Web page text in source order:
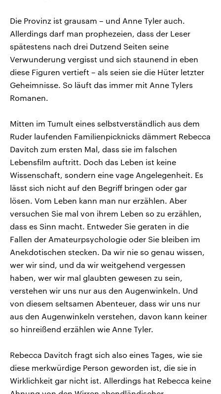
Die Provinz ist grausam – und Anne Tyler auch.
Allerdings darf man prophezeien, dass der Leser
spätestens nach drei Dutzend Seiten seine
Verwunderung vergisst und sich staunend in eben
diese Figuren vertieft – als seien sie die Hüter letzter
Geheimnisse. So läuft das immer mit Anne Tylers
Romanen.
Mitten im Tumult eines selbstverständlich aus dem
Ruder laufenden Familienpicknicks dämmert Rebecca
Davitch zum ersten Mal, dass sie im falschen
Lebensfilm auftritt. Doch das Leben ist keine
Wissenschaft, sondern eine vage Angelegenheit. Es
lässt sich nicht auf den Begriff bringen oder gar
lösen. Vom Leben kann man nur erzählen. Aber
versuchen Sie mal von ihrem Leben so zu erzählen,
dass es Sinn macht. Entweder Sie geraten in die
Fallen der Amateurpsychologie oder Sie bleiben im
Anekdotischen stecken. Da wir nie so genau wissen,
wer wir sind, und da wir weitgehend vergessen
haben, wer wir mal glaubten gewesen zu sein,
verstehen wir uns nur aus den Augenwinkeln. Und
von diesem seltsamen Abenteuer, dass wir uns nur
aus den Augenwinkeln verstehen, davon kann keiner
so hinreißend erzählen wie Anne Tyler.
Rebecca Davitch fragt sich also eines Tages, wie sie
diese merkwürdige Person geworden ist, die sie in
Wirklichkeit gar nicht ist. Allerdings hat Rebecca keine